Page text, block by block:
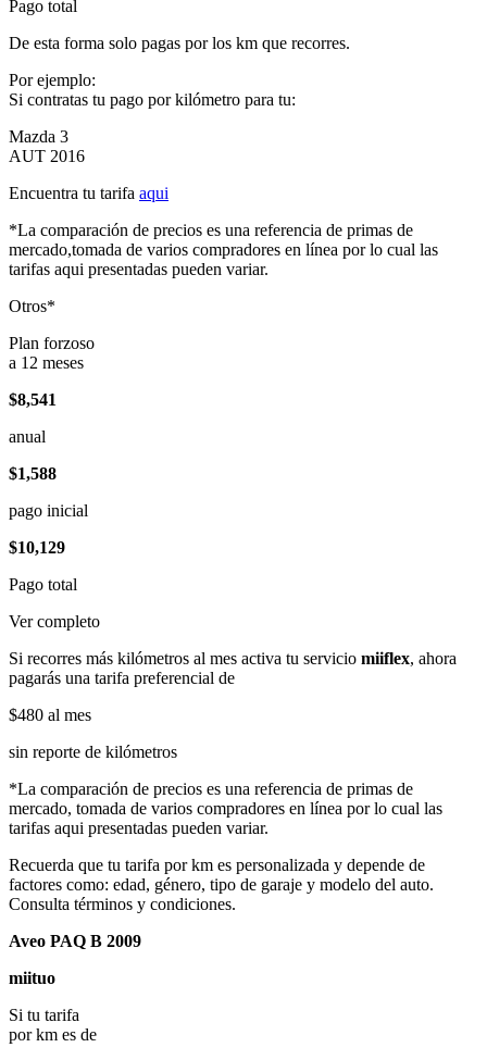
Pago total
De esta forma solo pagas por los km que recorres.
Por ejemplo:
Si contratas tu pago por kilómetro para tu:
Mazda 3
AUT 2016
Encuentra tu tarifa aqui
*La comparación de precios es una referencia de primas de
mercado,tomada de varios compradores en línea por lo cual las
tarifas aqui presentadas pueden variar.
Otros*
Plan forzoso
a 12 meses
$8,541
anual
$1,588
pago inicial
$10,129
Pago total
Ver completo
Si recorres más kilómetros al mes activa tu servicio miiflex, ahora
pagarás una tarifa preferencial de
$480 al mes
sin reporte de kilómetros
*La comparación de precios es una referencia de primas de
mercado, tomada de varios compradores en línea por lo cual las
tarifas aqui presentadas pueden variar.
Recuerda que tu tarifa por km es personalizada y depende de
factores como: edad, género, tipo de garaje y modelo del auto.
Consulta términos y condiciones.
Aveo PAQ B 2009
miituo
Si tu tarifa
por km es de